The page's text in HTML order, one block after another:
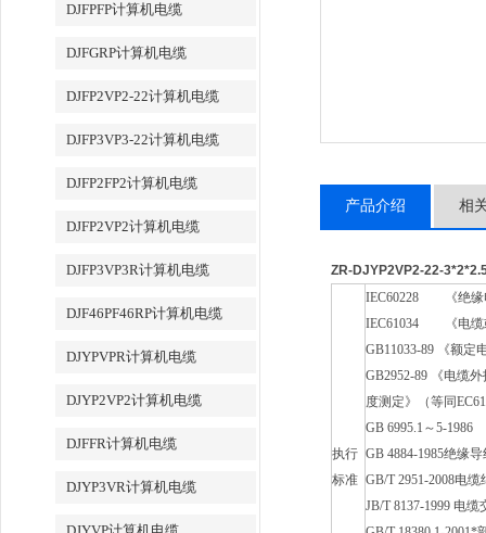
DJFPFP计算机电缆
DJFGRP计算机电缆
DJFP2VP2-22计算机电缆
DJFP3VP3-22计算机电缆
DJFP2FP2计算机电缆
DJFP2VP2计算机电缆
DJFP3VP3R计算机电缆
DJF46PF46RP计算机电缆
DJYPVPR计算机电缆
DJYP2VP2计算机电缆
DJFFR计算机电缆
DJYP3VR计算机电缆
产品介绍 相
ZR-DJYP2VP2-22-
执行
标准
IEC60228 《绝缘电
IEC61034 《电缆或
GB11033-89 《额定
GB2952-89 《电缆
度测定》（等同
GB 6995.1～5-1986
GB 4884-1985绝缘
GB/T 2951-2008电
JB/T 8137-1999 电